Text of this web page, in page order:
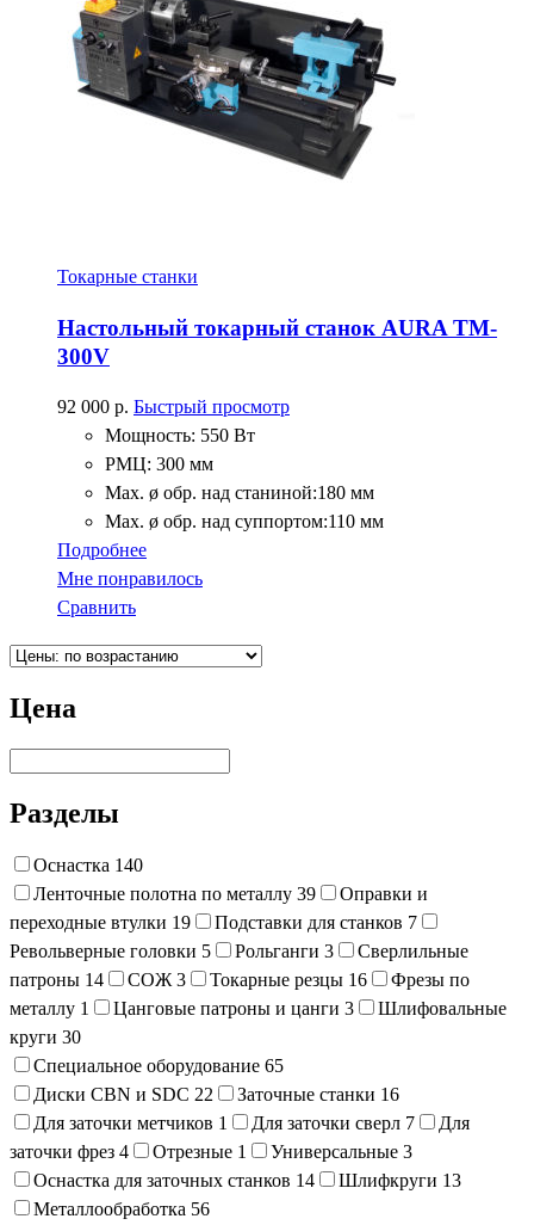
Токарные станки
Настольный токарный станок AURA TM-
300V
92 000 р. Быстрый просмотр
Мощность: 550 Вт
РМЦ: 300 мм
Max. ø обр. над станиной:180 мм
Max. ø обр. над суппортом:110 мм
Подробнее
Мне понравилось
Сравнить
Цена
Разделы
Оснастка 140
Ленточные полотна по металлу 39
Оправки и
переходные втулки 19 Подставки для станков 7
Револьверные головки 5 Рольганги 3
Сверлильные
патроны 14 СОЖ 3 Токарные резцы 16
Фрезы по
металлу 1 Цанговые патроны и цанги 3
Шлифовальные
круги 30
Специальное оборудование 65
Диски CBN и SDC 22 Заточные станки 16
Для заточки метчиков 1 Для заточки сверл 7
Для
заточки фрез 4 Отрезные 1 Универсальные 3
Оснастка для заточных станков 14 Шлифкруги 13
Металлообработка 56